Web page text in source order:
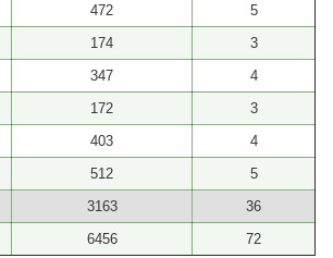
472
5
174
3
347
4
172
3
403
4
512
5
3163
36
6456 72